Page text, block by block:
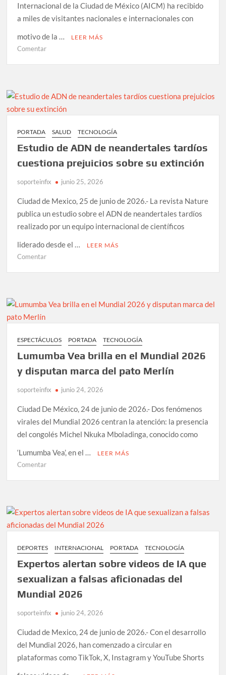
188
muertos
Internacional de la Ciudad de México (AICM) ha recibido
a miles de visitantes nacionales e internacionales con
motivo de la …
LEER MÁS
Comentaren
tecnológicas
atender
de
pasajeros
del
Mundial
2026
PORTADA SALUD TECNOLOGÍA
Estudio de ADN de neandertales tardíos
cuestiona prejuicios sobre su extinción
soporteinfix junio 25, 2026
Ciudad de Mexico, 25 de junio de 2026.- La revista Nature
publica un estudio sobre el ADN de neandertales tardíos
realizado por un equipo internacional de científicos
liderado desde el …
LEER MÁS
Comentaren
de
tardíos
prejuicios
sobre
su
ESPECTÁCULOS PORTADA TECNOLOGÍA
Lumumba Vea brilla en el Mundial 2026
y disputan marca del pato Merlín
soporteinfix junio 24, 2026
Ciudad De México, 24 de junio de 2026.- Dos fenómenos
virales del Mundial 2026 centran la atención: la presencia
del congolés Michel Nkuka Mboladinga, conocido como
‘Lumumba Vea’, en el …
LEER MÁS
Comentaren
en
Mundial
y
disputan
marca
pato
Merlín
DEPORTES INTERNACIONAL PORTADA TECNOLOGÍA
Expertos alertan sobre videos de IA que
sexualizan a falsas aficionadas del
Mundial 2026
soporteinfix junio 24, 2026
Ciudad de Mexico, 24 de junio de 2026.- Con el desarrollo
del Mundial 2026, han comenzado a circular en
plataformas como TikTok, X, Instagram y YouTube Shorts